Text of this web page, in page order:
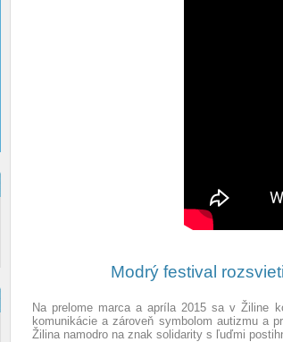
Modrý festival
Na prelome marca a apríla 2015 sa v Žiline
komunikácie a zároveň symbolom autizmu a
Žilina namodro na znak solidarity s ľuďmi